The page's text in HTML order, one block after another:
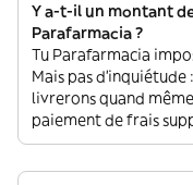
Y a-t-il un montant
Parafarmacia ?
Tu Parafarmacia
Mais pas d'inquiétude
livrerons quand
paiement de frais